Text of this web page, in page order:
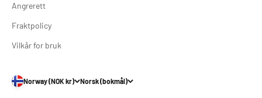
Angrerett
Fraktpolicy
Vilkår for bruk
Norway (NOK kr) Norsk (bokmål)